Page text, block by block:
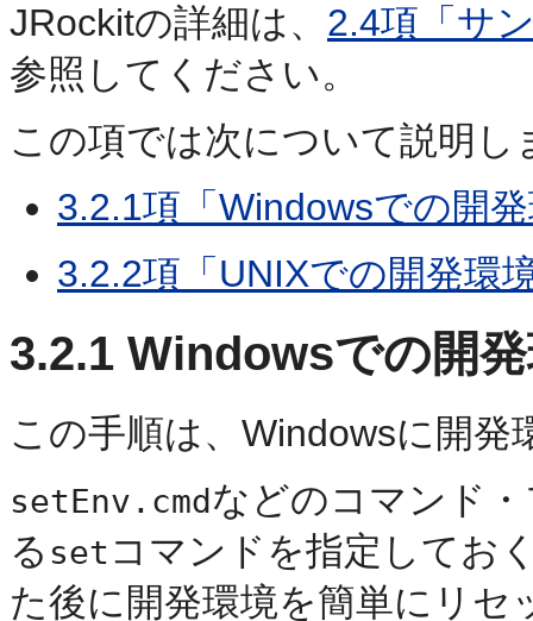
JRockitの詳細は、 2.4項「サ
参照してください。
この項では次について説明し
3.2.1項「Windowsでの開
3.2.2項「UNIXでの開発環
3.2.1 Windowsでの開
この手順は、Windowsに開
setEnv.cmd などのコマンド
る setコマンドを指定してお
た後に開発環境を簡単にリセ